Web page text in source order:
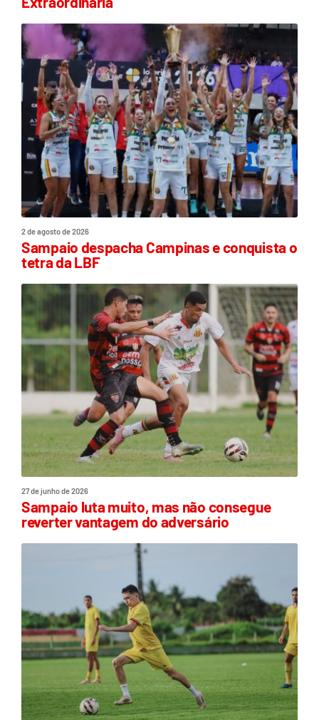
2 de agosto de 2026
Sampaio despacha Campinas e conquista o
tetra da LBF
27 de junho de 2026
Sampaio luta muito, mas não consegue
reverter vantagem do adversário